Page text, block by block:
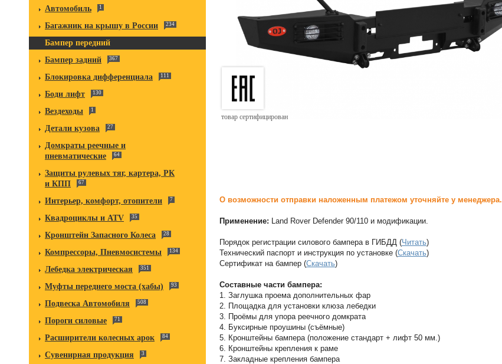
Автомобиль 1
Багажник на крышу в России 234
Бампер передний
Бампер задний
367
Блокировка дифференциала 111
Боди лифт 130
Вездеходы 1
Детали кузова 27
Домкраты реечные и
пневматические
64
Защиты рулевых тяг, картера, РК
и КПП
67
Интерьер, комфорт, отопители 7
Квадроциклы и ATV 35
Кронштейн Запасного Колеса 28
Компрессоры, Пневмосистемы 134
Лебедка электрическая 351
Муфты переднего моста (хабы) 93
Подвеска Автомобиля 508
Пороги силовые 71
Расширители колесных арок 84
Сувенирная продукция 3
товар сертифицирован
О возможности отправки наложенным платежом уточняйте у менеджера.
Применение: Land Rover Defender 90/110 и модификации.
Порядок регистрации силового бампера в ГИБДД (Читать)
Технический паспорт и инструкция по установке (Скачать)
Сертификат на бампер (Скачать)
Составные части бампера:
1. Заглушка проема дополнительных фар
2. Площадка для установки клюза лебедки
3. Проёмы для упора реечного домкрата
4. Буксирные проушины (съёмные)
5. Кронштейны бампера (положение стандарт + лифт 50 мм.)
6. Кронштейны крепления к раме
7. Закладные крепления бампера